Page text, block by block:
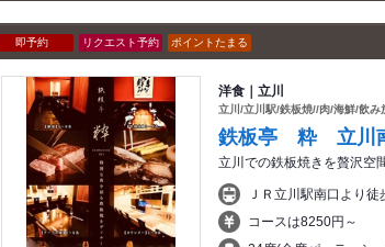
即予約 リクエスト予約 ポイントたまる
洋食｜立川
立川/立川駅/鉄板焼//肉/海鮮/飲
鉄板亭 粋 立川
立川での鉄板焼きを贅沢空
ＪＲ立川駅南口より
コースは8250円～